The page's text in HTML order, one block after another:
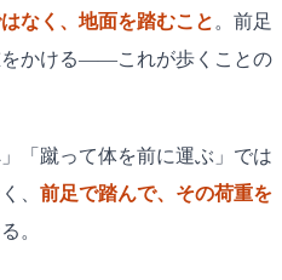
なく、地面を踏むこと 。前足
をかける——これが歩くことの
「蹴って体を前に運ぶ」では
、 前足で踏んで、その荷重を
。